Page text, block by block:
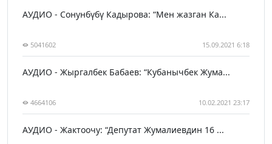
АУДИО - Сонунбүбү Кадырова: “Мен жазган Ка...
5041602 15.09.2021 6:18
АУДИО - Жыргалбек Бабаев: “Кубанычбек Жума...
4664106 10.02.2021 23:17
АУДИО - Жактоочу: “Депутат Жумалиевдин 16 ...